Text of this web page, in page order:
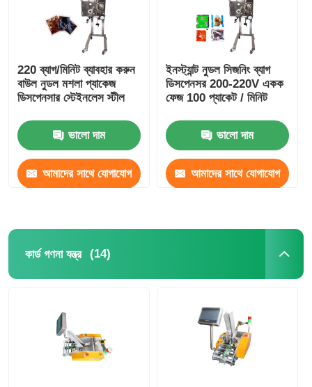
220 ব্যাগ/মিনিট ব্যাবহার করুন
বাউল নুডল মশলা প্যাকেজ
ডিসপেনসার স্টেইনলেস স্টীল
ভালো দাম
আমাদের সাথে যোগাযোগ
ইনস্ট্যান্ট নুডল সিজনিং ব্যাগ
ডিসপেনসর 200-220V একক
ফেজ 100 প্যাকেট / মিনিট
ভালো দাম
আমাদের সাথে যোগাযোগ
কার্ড গণনা যন্ত্র (14)